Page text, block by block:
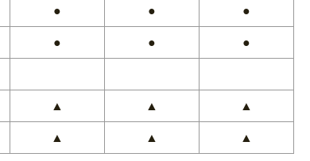
● ●
●
● ●
●
▲ ▲
▲
▲ ▲ ▲